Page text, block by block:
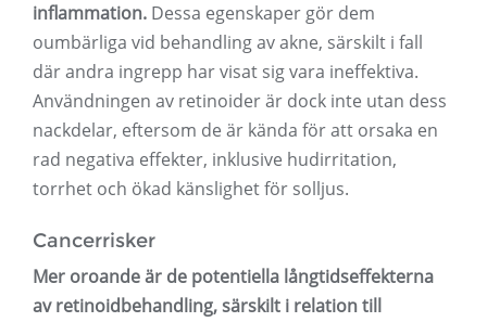
inflammation. Dessa egenskaper gör dem
oumbärliga vid behandling av akne, särskilt i fall
där andra ingrepp har visat sig vara ineffektiva.
Användningen av retinoider är dock inte utan dess
nackdelar, eftersom de är kända för att orsaka en
rad negativa effekter, inklusive hudirritation,
torrhet och ökad känslighet för solljus.
Cancerrisker
Mer oroande är de potentiella långtidseffekterna
av retinoidbehandling, särskilt i relation till